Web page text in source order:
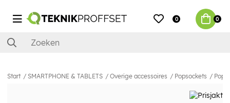
0 0
Start SMARTPHONE & TABLETS Overige accessoires Popsockets